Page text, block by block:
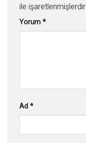
ile işaretlenmişlerdir
Yorum *
Ad *